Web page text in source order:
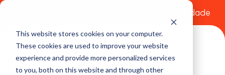
This website stores cookies on your computer.
These cookies are used to improve your website
experience and provide more personalized services
to you, both on this website and through other
Política de Privacidade